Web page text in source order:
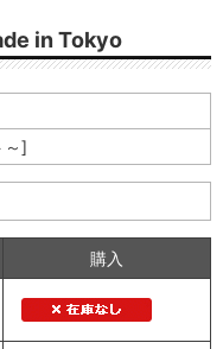
in Tokyo
～]
購入